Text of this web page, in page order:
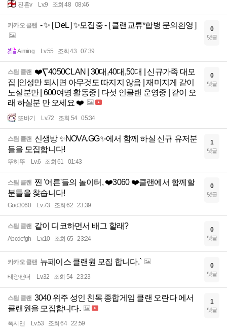
진혼v Lv.9 조회 48 08:46
카카오 클랜 - ✨ [ DeL ] ✨모집중 - [ 클랜교류*합병 문의환영 ]
Aiming Lv.55 조회 43 07:39
0
댓글
스팀 클랜 ❤️⎲4050CLAN | 30대,40대,50대 | 신규가족 대모
집 |인성만 되시면 아무것도 따지지 않음 | 재미지게 같이
노실분만 | 600여명 활동중 | 다섯 인클랜 운영중 | 같이 오
래 하실분 만 오세요 ❤️
또바기 Lv.72 조회 54 05:34
0
댓글
스팀 클랜 신생방 ✨NOVA.GG✨에서 함께 하실 신규 유저분
들을 모집합니다!
뚜히뚜 Lv.6 조회 61 01:43
1
댓글
스팀 클랜 찐 '어른'들의 놀이터, ❤️3060 ❤️클랜에서 함께할
분들을 찾습니다!
God3060 Lv.73 조회 62 23:39
0
댓글
스팀 클랜 같이 디코하면서 배그 할래?
Abcdefgh Lv.10 조회 65 23:24
0
댓글
카카오 클랜 뉴페이스 클랜원 모집 합니다.`
태양팬더 Lv.32 조회 54 23:23
0
댓글
스팀 클랜 3040 위주 성인 친목 종합게임 클랜 오란다 에서
클랜원을 모집합니다.
폭시맨 Lv.53 조회 64 22:59
1
댓글